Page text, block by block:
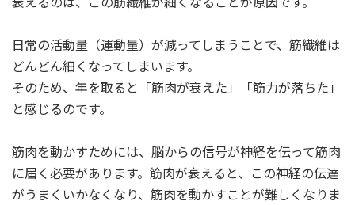
日常の活動量（運動量）が減ってしまうことで、筋繊維は
どんどん細くなってしまいます。
そのため、年を取ると「筋肉が衰えた」「筋力が落ちた」
と感じるのです。
筋肉を動かすためには、脳からの信号が神経を伝って筋肉
に届く必要があります。筋肉が衰えると、この神経の伝達
がうまくいかなくなり、筋肉を動かすことが難しくなりま